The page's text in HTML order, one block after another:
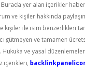
Burada yer alan içerikler
ve kişiler hakkında
kişiler ile isim benzerlikleri
gütmeyen ve tamamen
ve yasal
içerikleri,